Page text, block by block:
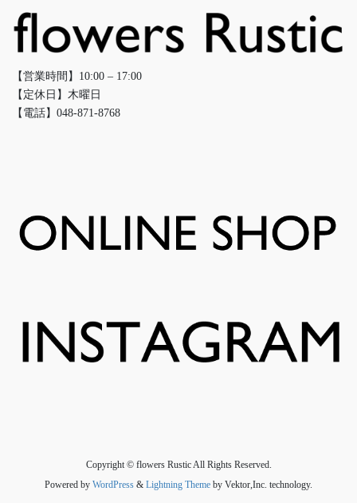
【営業時間】10:00 – 17:00
【定休日】木曜日
【電話】048-871-8768
Copyright © flowers Rustic All Rights Reserved.
Powered by WordPress & Lightning Theme by Vektor,Inc. technology.